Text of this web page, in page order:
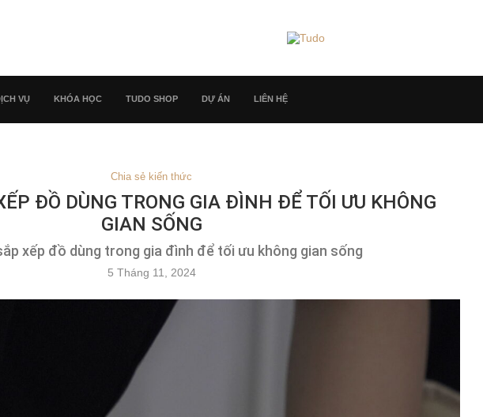
VỤ KHÓA HỌC TUDO SHOP DỰ ÁN LIÊN HỆ
Chia sẻ kiến thức
ĐỒ DÙNG TRONG GIA ĐÌNH ĐỂ TỐI ƯU KHÔNG
GIAN SỐNG
xếp đồ dùng trong gia đình để tối ưu không gian sống
5 Tháng 11, 2024